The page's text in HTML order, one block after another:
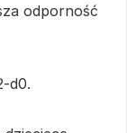
odporność
d0.